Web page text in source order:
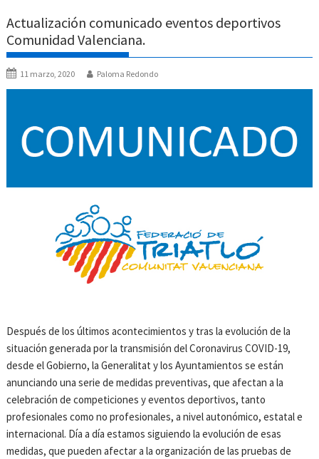
Actualización comunicado eventos deportivos
Comunidad Valenciana.
11 marzo, 2020 Paloma Redondo
Después de los últimos acontecimientos y tras la evolución de la
situación generada por la transmisión del Coronavirus COVID-19,
desde el Gobierno, la Generalitat y los Ayuntamientos se están
anunciando una serie de medidas preventivas, que afectan a la
celebración de competiciones y eventos deportivos, tanto
profesionales como no profesionales, a nivel autonómico, estatal e
internacional. Día a día estamos siguiendo la evolución de esas
medidas, que pueden afectar a la organización de las pruebas de